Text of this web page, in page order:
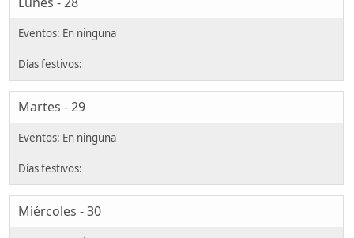
Martes - 29
Miércoles - 30